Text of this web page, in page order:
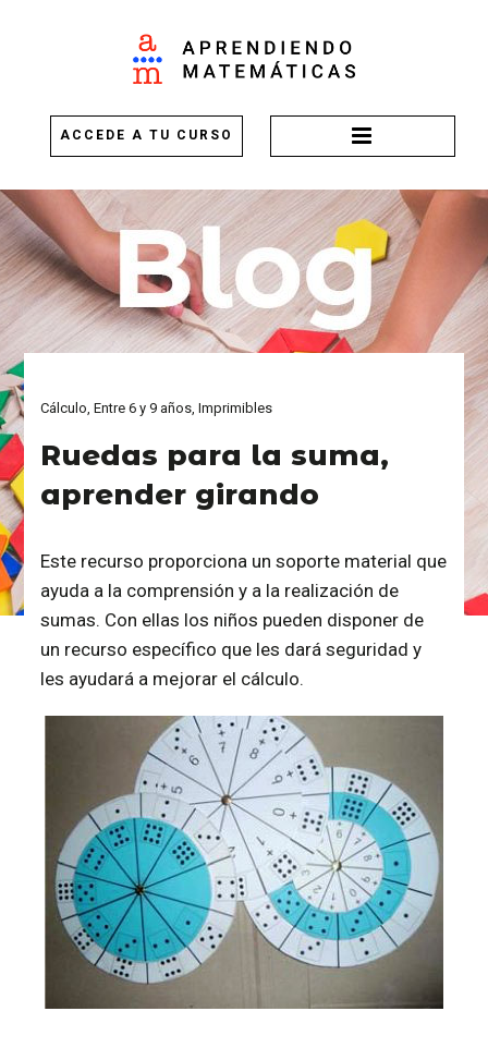
contenido
página
APRENDIENDO
MATEMÁTICAS
ACCEDE A TU CURSO
Cálculo ,Entre 6 y 9 años ,Imprimibles
Ruedas para la suma,
aprender girando
Este recurso proporciona un soporte material que
ayuda a la comprensión y a la realización de
sumas. Con ellas los niños pueden disponer de
un recurso específico que les dará seguridad y
les ayudará a mejorar el cálculo.